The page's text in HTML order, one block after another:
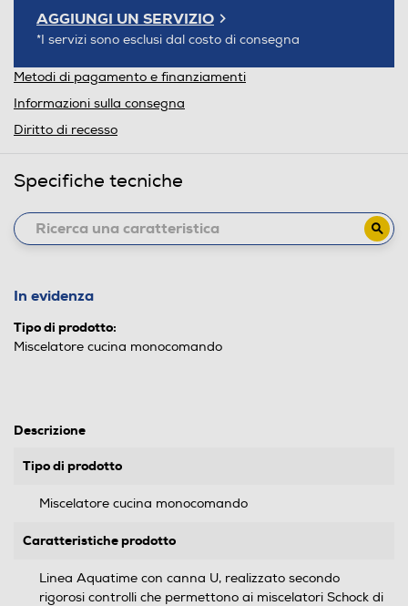
AGGIUNGI UN SERVIZIO
*I servizi sono esclusi dal costo di consegna
Metodi di pagamento e finanziamenti
Informazioni sulla consegna
Diritto di recesso
Specifiche tecniche
In evidenza
Tipo di prodotto:
Miscelatore cucina monocomando
Descrizione
Tipo di prodotto
Miscelatore cucina monocomando
Caratteristiche prodotto
Linea Aquatime con canna U, realizzato secondo
rigorosi controlli che permettono ai miscelatori Schock di